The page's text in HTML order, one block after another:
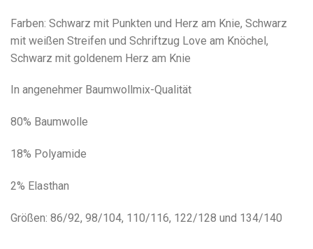
Farben: Schwarz mit Punkten und Herz am Knie, Schwarz
mit weißen Streifen und Schriftzug Love am Knöchel,
Schwarz mit goldenem Herz am Knie
In angenehmer Baumwollmix-Qualität
80% Baumwolle
18% Polyamide
2% Elasthan
Größen: 86/92, 98/104, 110/116, 122/128 und 134/140